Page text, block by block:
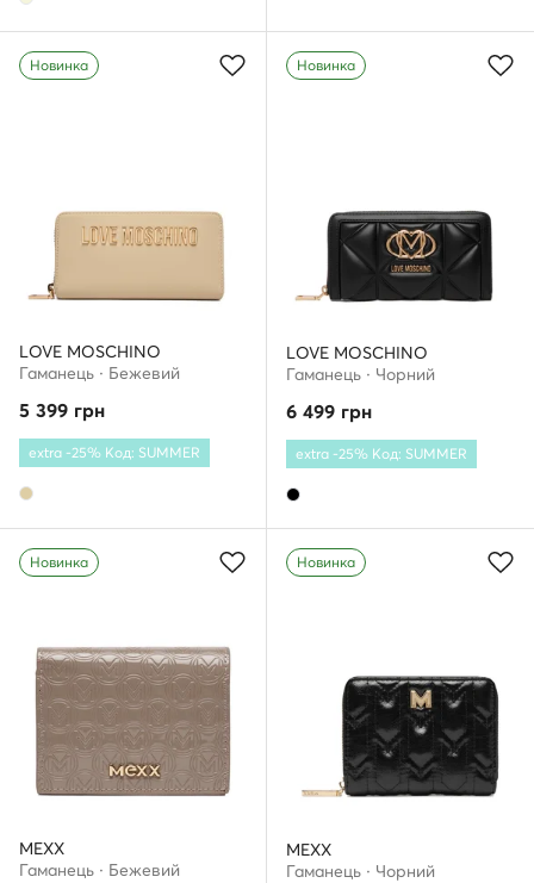
Новинка
LOVE MOSCHINO
Гаманець · Бежевий
5 399 грн
extra -25% Код: SUMMER
Новинка
LOVE MOSCHINO
Гаманець · Чорний
6 499 грн
extra -25% Код: SUMMER
Новинка
MEXX
Гаманець · Бежевий
Новинка
MEXX
Гаманець · Чорний